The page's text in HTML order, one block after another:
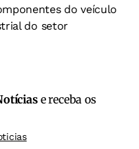
do veículo
do setor
e receba os